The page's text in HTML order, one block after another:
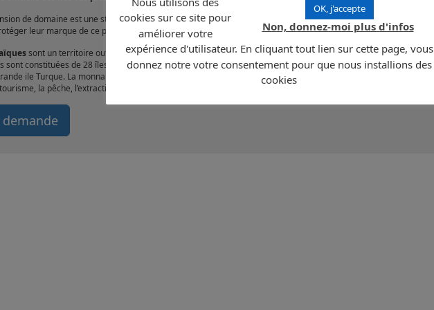
de domaine est une stratégie recommandée pour les entreprises étant intéressées par lesîles Turques et
leur marque de ce pays.
sont un territoire outre-mer britannique situé dans les Indes Occidentales, dans l’Océan Atlantique au Sud-
sont constituées de 28 îles et atolls et s’étendent sur 417 km2 avec une population de 31 500 habitants. La
ile Turque. La monnaie locale est le Dollar US. La langue officielle est l’Anglais. L’économie repose
la pêche, l’extraction du sel de mer et la finance.
OK, j'accepte
Non, donnez-moi plus d'infos
cookies sur ce site pour
améliorer votre
expérience d'utilisateur. En cliquant tout lien sur cette page, vous
donnez notre votre consentement pour que nous installions des
cookies